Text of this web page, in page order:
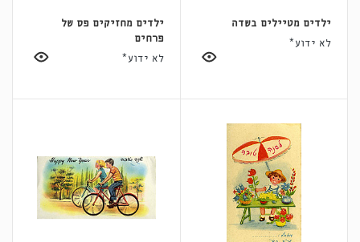
ילדים מטיילים בשדה
לא ידוע*
ילדים מחזיקים פס של
פרחים
לא ידוע*